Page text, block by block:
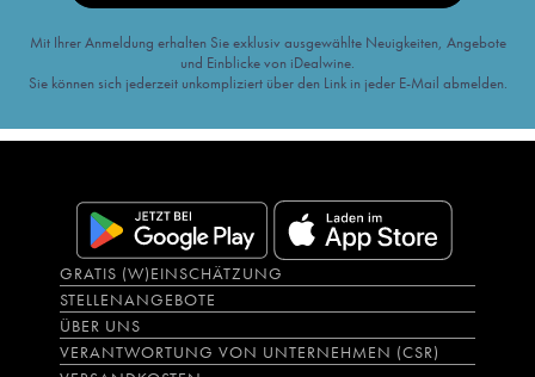
Mit Ihrer Anmeldung erhalten Sie exklusiv ausgewählte Neuigkeiten, Angebote
und Einblicke von iDealwine.
Sie können sich jederzeit unkompliziert über den Link in jeder E-Mail abmelden.
GRATIS (W)EINSCHÄTZUNG
STELLENANGEBOTE
ÜBER UNS
VERANTWORTUNG VON UNTERNEHMEN (CSR)